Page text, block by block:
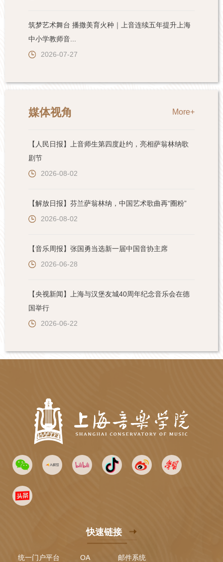
筑梦艺术舞台 播撒美育火种｜上音连续五年提升上海
中小学教师音...
2026-07-27
媒体视角 More+
【人民日报】上音师生第四度赴约，亮相萨翁林纳歌
剧节
2026-08-02
【解放日报】芬兰萨翁林纳，中国艺术歌曲再“圈粉”
2026-08-02
【音乐周报】张国勇当选新一届中国音协主席
2026-06-28
【央视新闻】上海与汉堡友城40周年纪念音乐会在德
国举行
2026-06-22
快速链接
统一门户平台 OA 邮件系统